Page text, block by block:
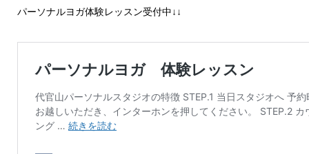
パーソナルヨガ体験レッスン受付中↓↓